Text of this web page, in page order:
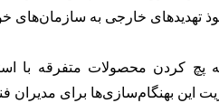
تهدیدهای خارجی به سازمان‌های
این بهنگام‌سازی‌ها برای مدیران